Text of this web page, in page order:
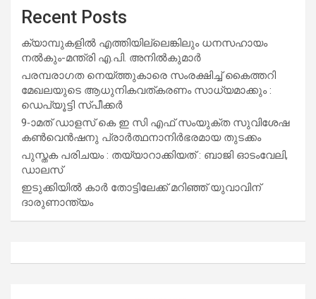
Recent Posts
ക്യാമ്പുകളിൽ എത്തിയില്ലെങ്കിലും ധനസഹായം
നൽകും-മന്ത്രി എ.പി. അനിൽകുമാർ
പരമ്പരാഗത നെയ്ത്തുകാരെ സംരക്ഷിച്ച് കൈത്തറി
മേഖലയുടെ ആധുനികവത്കരണം സാധ്യമാക്കും :
ഡെപ്യൂട്ടി സ്പീക്കർ
9-ാമത് ഡാളസ് കെ ഇ സി എഫ് സംയുക്ത സുവിശേഷ
കൺവെൻഷനു പ്രാർത്ഥനാനിർഭരമായ തുടക്കം
പുസ്തക പരിചയം : തയ്യാറാക്കിയത് : ബാജി ഓടംവേലി,
ഡാലസ്
ഇടുക്കിയിൽ കാർ തോട്ടിലേക്ക് മറിഞ്ഞ് യുവാവിന്
ദാരുണാന്ത്യം